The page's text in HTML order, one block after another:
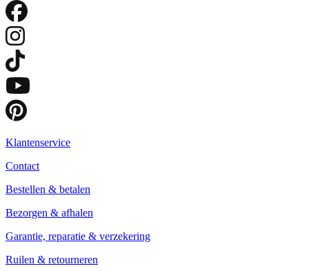
Klantenservice
Contact
Bestellen & betalen
Bezorgen & afhalen
Garantie, reparatie & verzekering
Ruilen & retourneren